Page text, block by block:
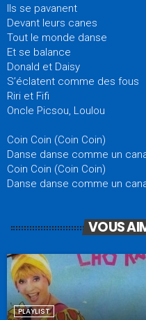
Ils se pavanent
Devant leurs canes
Tout le monde danse
Et se balance
Donald et Daisy
S’éclatent comme des fous
Riri et Fifi
Oncle Picsou, Loulou
Coin Coin (Coin Coin)
Danse danse comme un
Coin Coin (Coin Coin)
Danse danse comme un
VOUS
PLAYLIST